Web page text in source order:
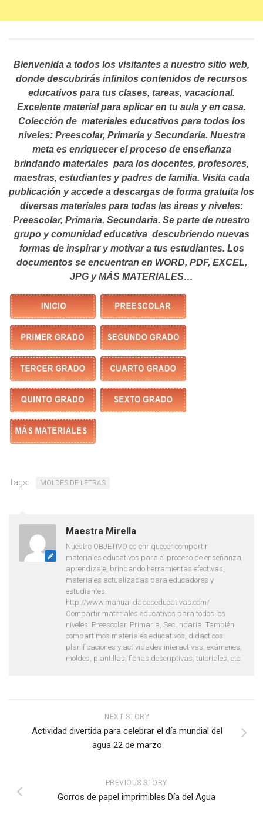
Bienvenida a todos los visitantes a nuestro sitio web,
donde descubrirás infinitos contenidos de recursos
educativos para tus clases, tareas, vacacional.
Excelente material para aplicar en tu aula y en casa.
Colección de materiales educativos para todos los
niveles: Preescolar, Primaria y Secundaria. Nuestra
meta es enriquecer el proceso de enseñanza
brindando materiales para los docentes, profesores,
maestras, estudiantes y padres de familia. Visita cada
publicación y accede a descargas de forma gratuita los
diversas materiales para todas las áreas y niveles:
Preescolar, Primaria, Secundaria. Se parte de nuestro
grupo y comunidad educativa descubriendo nuevas
formas de inspirar y motivar a tus estudiantes. Los
documentos se encuentran en WORD, PDF, EXCEL,
JPG y MÁS MATERIALES…
Tags: MOLDES DE LETRAS
Maestra Mirella
Nuestro OBJETIVO es enriquecer compartir
materiales educativos para el proceso de enseñanza,
aprendizaje, brindando herramientas efectivas,
materiales actualizadas para educadores y
estudiantes.
http://www.manualidadeseducativas.com/
Compartir materiales educativos para todos los
niveles: Preescolar, Primaria, Secundaria. También
compartimos materiales educativos, didácticos:
planificaciones y actividades interactivas, exámenes,
moldes, plantillas, fichas descriptivas, tutoriales, etc.
NEXT STORY
Actividad divertida para celebrar el día mundial del
agua 22 de marzo
PREVIOUS STORY
Gorros de papel imprimibles Día del Agua